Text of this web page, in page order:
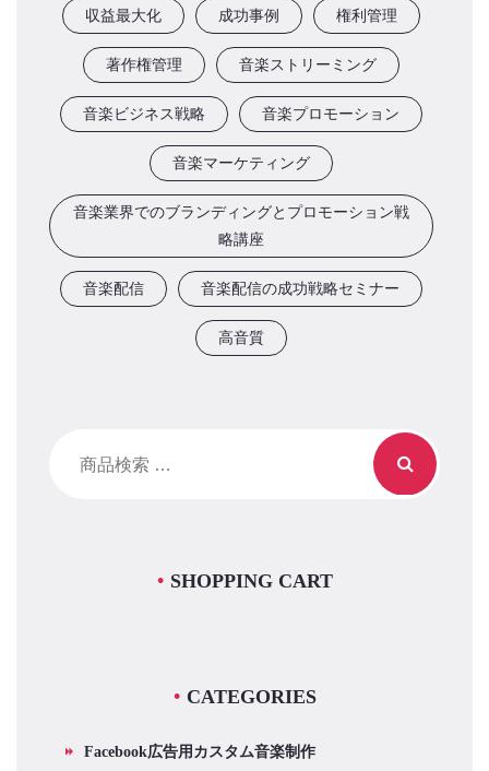
収益最大化 成功事例 権利管理
著作権管理 音楽ストリーミング
音楽ビジネス戦略 音楽プロモーション
音楽マーケティング
音楽業界でのブランディングとプロモーション戦
略講座
音楽配信 音楽配信の成功戦略セミナー
高音質
SHOPPING CART
CATEGORIES
Facebook広告用カスタム音楽制作